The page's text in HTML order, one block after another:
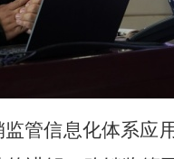
管信息化体系应